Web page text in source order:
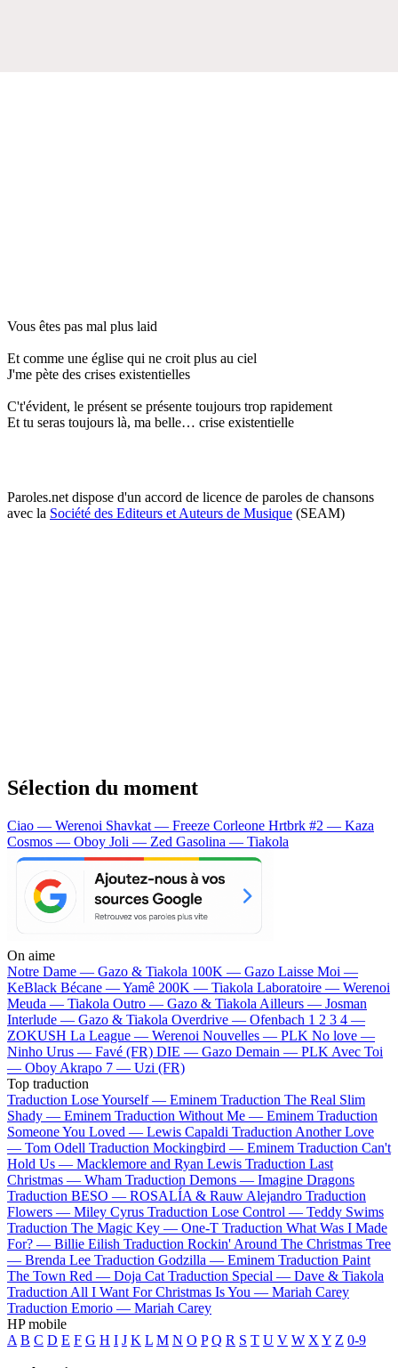
Vous êtes pas mal plus laid
Et comme une église qui ne croit plus au ciel
J'me pète des crises existentielles
C't'évident, le présent se présente toujours trop rapidement
Et tu seras toujours là, ma belle… crise existentielle
Paroles.net dispose d'un accord de licence de paroles de chansons
avec la Société des Editeurs et Auteurs de Musique (SEAM)
Sélection du moment
Ciao — Werenoi Shavkat — Freeze Corleone Hrtbrk #2 — Kaza
Cosmos — Oboy Joli — Zed Gasolina — Tiakola
On aime
Notre Dame — Gazo & Tiakola 100K — Gazo Laisse Moi —
KeBlack Bécane —Yamê 200K — Tiakola Laboratoire — Werenoi
Meuda — Tiakola Outro — Gazo & Tiakola Ailleurs — Josman
Interlude — Gazo & Tiakola Overdrive — Ofenbach 1 2 3 4 —
ZOKUSH La League — Werenoi Nouvelles — PLK No love —
Ninho Urus — Favé (FR) DIE — Gazo Demain — PLK Avec Toi
— Oboy Akrapo 7 — Uzi (FR)
Top traduction
Traduction Lose Yourself — Eminem Traduction The Real Slim
Shady — Eminem Traduction Without Me — Eminem Traduction
Someone You Loved — Lewis Capaldi Traduction Another Love
— Tom Odell Traduction Mockingbird — Eminem Traduction Can't
Hold Us — Macklemore and Ryan Lewis Traduction Last
Christmas — Wham Traduction Demons — Imagine Dragons
Traduction BESO — ROSALÍA & Rauw Alejandro Traduction
Flowers — Miley Cyrus Traduction Lose Control — Teddy Swims
Traduction The Magic Key — One-T Traduction What Was I Made
For? — Billie Eilish Traduction Rockin' Around The Christmas Tree
— Brenda Lee Traduction Godzilla — Eminem Traduction Paint
The Town Red — Doja Cat Traduction Special — Dave & Tiakola
Traduction All I Want For Christmas Is You — Mariah Carey
Traduction Emorio — Mariah Carey
HP mobile
A B C D E F G H I J K L M N O P Q R S T U V W X Y Z 0-9